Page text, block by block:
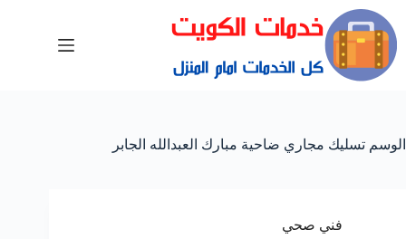
الوسم تسليك مجاري ضاحية مبارك العبدالله الجابر
فني صحي